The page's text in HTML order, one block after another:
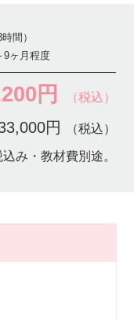
間）
9ヶ月程度
円 （税込）
円 （税込）
み・教材費別途。